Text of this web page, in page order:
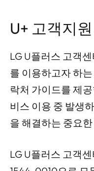
U+ 고객지
LG U플러스 고객
를 이용하고자 하
락처 가이드를 제
비스 이용 중 발생
을 해결하는 중요
LG U플러스 고객